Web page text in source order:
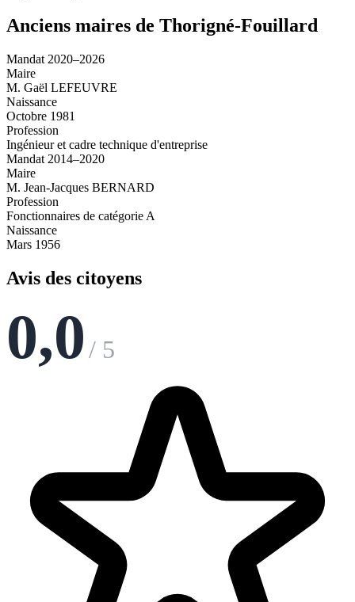
Anciens maires de Thorigné-Fouillard
Mandat 2020–2026
Maire
M. Gaël LEFEUVRE
Naissance
Octobre 1981
Profession
Ingénieur et cadre technique d'entreprise
Mandat 2014–2020
Maire
M. Jean-Jacques BERNARD
Profession
Fonctionnaires de catégorie A
Naissance
Mars 1956
Avis des citoyens
0,0/ 5